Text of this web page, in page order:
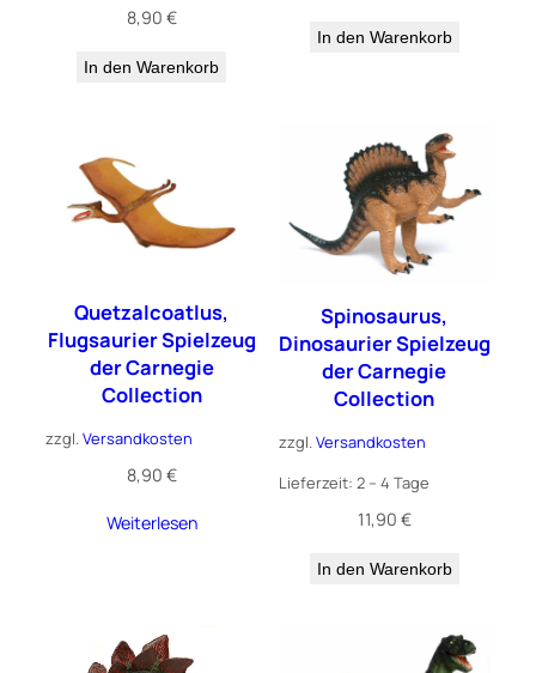
8,90 €
In den Warenkorb
In den Warenkorb
Quetzalcoatlus,
Flugsaurier Spielzeug
der Carnegie
Collection
zzgl.Versandkosten
8,90 €
Weiterlesen
Spinosaurus,
Dinosaurier Spielzeug
der Carnegie
Collection
zzgl.Versandkosten
Lieferzeit: 2 – 4 Tage
11,90 €
In den Warenkorb